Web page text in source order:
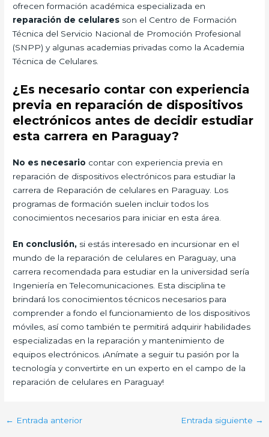
ofrecen formación académica especializada en
reparación de celulares son el Centro de Formación
Técnica del Servicio Nacional de Promoción Profesional
(SNPP) y algunas academias privadas como la Academia
Técnica de Celulares.
¿Es necesario contar con experiencia
previa en reparación de dispositivos
electrónicos antes de decidir estudiar
esta carrera en Paraguay?
No es necesario contar con experiencia previa en
reparación de dispositivos electrónicos para estudiar la
carrera de Reparación de celulares en Paraguay. Los
programas de formación suelen incluir todos los
conocimientos necesarios para iniciar en esta área.
En conclusión, si estás interesado en incursionar en el
mundo de la reparación de celulares en Paraguay, una
carrera recomendada para estudiar en la universidad sería
Ingeniería en Telecomunicaciones. Esta disciplina te
brindará los conocimientos técnicos necesarios para
comprender a fondo el funcionamiento de los dispositivos
móviles, así como también te permitirá adquirir habilidades
especializadas en la reparación y mantenimiento de
equipos electrónicos. ¡Anímate a seguir tu pasión por la
tecnología y convertirte en un experto en el campo de la
reparación de celulares en Paraguay!
← Entrada anterior Entrada siguiente →